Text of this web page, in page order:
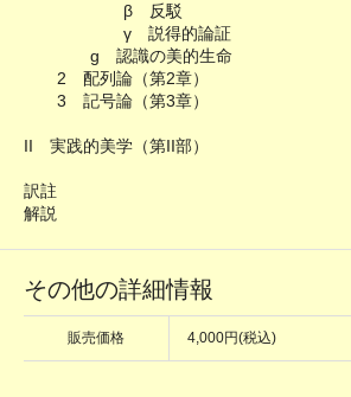
β 反駁
γ 説得的論証
g 認識の美的生命
2 配列論（第2章）
3 記号論（第3章）
II 実践的美学（第II部）
訳註
解説
その他の詳細情報
販売価格 4,000円(税込)